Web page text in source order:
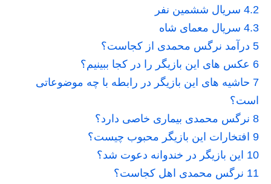
4.2 سریال ششمین نفر
4.3 سریال معمای شاه
5 درآمد نرگس محمدی از کجاست؟
6 عکس های این بازیگر را در کجا ببینیم؟
7 حاشیه های این بازیگر در رابطه با چه موضوعاتی
است؟
8 نرگس محمدی بیماری خاصی دارد؟
9 افتخارات این بازیگر محبوب چیست؟
10 این بازیگر در خندوانه دعوت شد؟
11 نرگس محمدی اهل کجاست؟